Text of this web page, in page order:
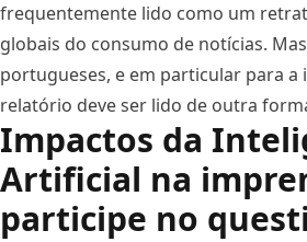
frequentemente lido como um
globais do consumo de notícias.
portugueses, e em particular para a
relatório deve ser lido de outra
Impactos da
Artificial na
participe no